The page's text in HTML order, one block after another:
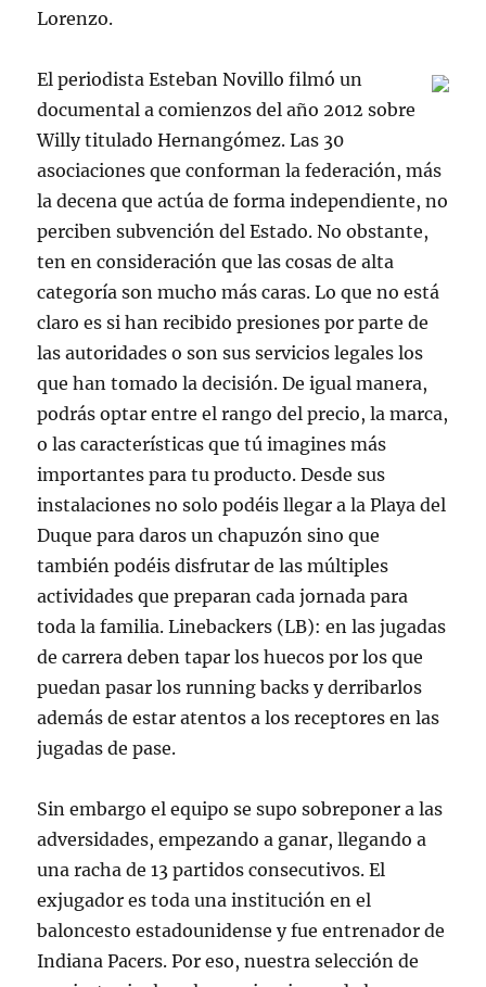
Lorenzo.
El periodista Esteban Novillo filmó un
documental a comienzos del año 2012 sobre
Willy titulado Hernangómez. Las 30
asociaciones que conforman la federación, más
la decena que actúa de forma independiente, no
perciben subvención del Estado. No obstante,
ten en consideración que las cosas de alta
categoría son mucho más caras. Lo que no está
claro es si han recibido presiones por parte de
las autoridades o son sus servicios legales los
que han tomado la decisión. De igual manera,
podrás optar entre el rango del precio, la marca,
o las características que tú imagines más
importantes para tu producto. Desde sus
instalaciones no solo podéis llegar a la Playa del
Duque para daros un chapuzón sino que
también podéis disfrutar de las múltiples
actividades que preparan cada jornada para
toda la familia. Linebackers (LB): en las jugadas
de carrera deben tapar los huecos por los que
puedan pasar los running backs y derribarlos
además de estar atentos a los receptores en las
jugadas de pase.
Sin embargo el equipo se supo sobreponer a las
adversidades, empezando a ganar, llegando a
una racha de 13 partidos consecutivos. El
exjugador es toda una institución en el
baloncesto estadounidense y fue entrenador de
Indiana Pacers. Por eso, nuestra selección de